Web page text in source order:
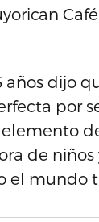
dijo
por
de niños
el mundo